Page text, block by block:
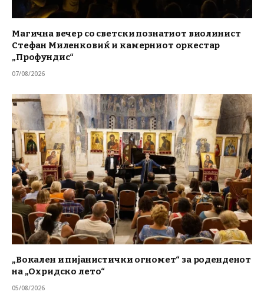
Магична вечер со светски познатиот виолинист
Стефан Миленковиќ и камерниот оркестар
„Профундис“
07/08/2026
„Вокален и пијанистички огномет“ за роденденот
на „Охридско лето“
05/08/2026